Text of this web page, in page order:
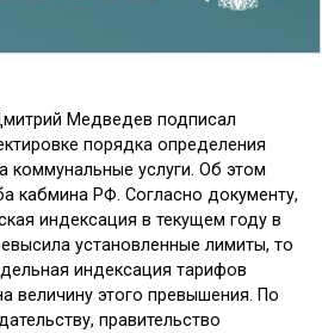
Медведев подписал
порядка определения
коммунальные услуги. Об этом
кабмина РФ. Согласно документу,
индексация в текущем году в
установленные лимиты, то
индексация тарифов
величину этого превышения. По
правительство